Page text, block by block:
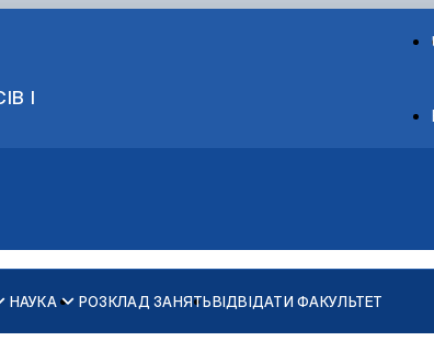
І
Машинобудування
Машинобудування
НАУКА РОЗКЛАД ЗАНЯТЬВІДВІДАТИ ФАКУЛЬТЕТ